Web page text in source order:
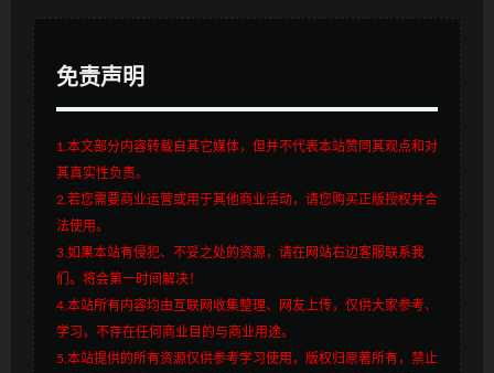
免责声明
1.本文部分内容转载自其它媒体，但并不代表本站赞同其观点和对
其真实性负责。
2.若您需要商业运营或用于其他商业活动，请您购买正版授权并合
法使用。
3.如果本站有侵犯、不妥之处的资源，请在网站右边客服联系我
们。将会第一时间解决！
4.本站所有内容均由互联网收集整理、网友上传，仅供大家参考、
学习，不存在任何商业目的与商业用途。
5.本站提供的所有资源仅供参考学习使用，版权归原著所有，禁止